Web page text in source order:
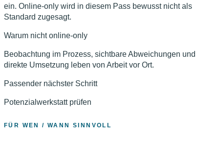
ein. Online-only wird in diesem Pass bewusst nicht als
Standard zugesagt.
Warum nicht online-only
Beobachtung im Prozess, sichtbare Abweichungen und
direkte Umsetzung leben von Arbeit vor Ort.
Passender nächster Schritt
Potenzialwerkstatt prüfen
FÜR WEN / WANN SINNVOLL